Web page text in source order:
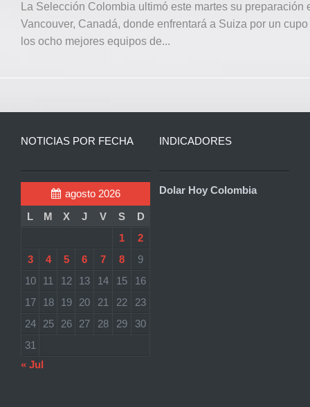
Registro ISSN: 2711-3299
La Selección Colombia ultimó este martes su preparación
Vancouver, Canadá, donde enfrentará a Suiza por un cupo
los ocho mejores equipos de...
NOTICIAS POR FECHA
agosto 2026
L
M X J V S
D
1
2
3
4 5 6 7 8
9
10
11 12 13 14 15
16
17
18 19 20 21 22
23
24
25 26 27 28 29
30
31
« Jul
INDICADORES
Dolar Hoy Colombia